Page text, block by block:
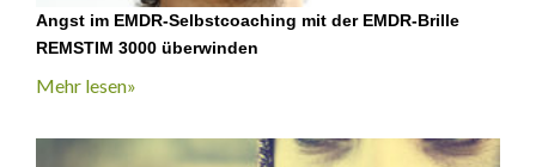
Angst im EMDR-Selbstcoaching mit der EMDR-Brille
REMSTIM 3000 überwinden
Mehr lesen»